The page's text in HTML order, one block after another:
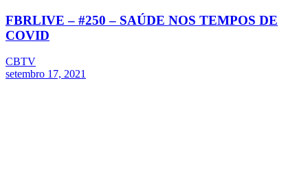
FBRLIVE – #250 – SAÚDE NOS TEMPOS DE
COVID
CBTV
setembro 17, 2021